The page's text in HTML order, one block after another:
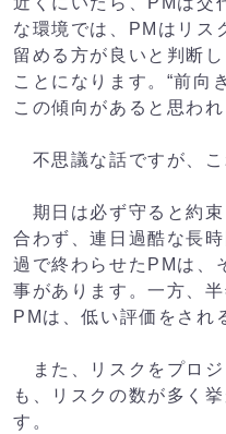
な環境では、PMはリス
留める方が良いと判断
ことになります。“前向
この傾向があると思われ
不思議な話ですが、こ
期日は必ず守ると約束
合わず、連日過酷な長
過で終わらせたPMは、
事があります。一方、
PMは、低い評価をされ
また、リスクをプロジ
も、リスクの数が多く
す。